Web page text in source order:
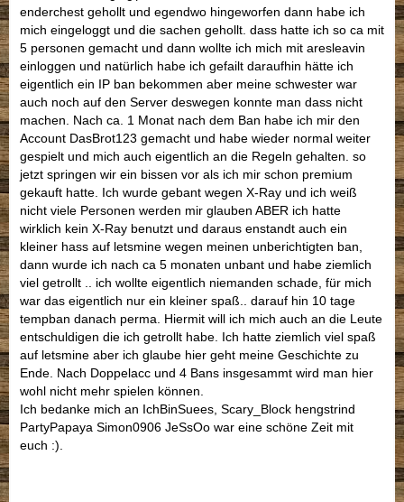
enderchest gehollt und egendwo hingeworfen dann habe ich
mich eingeloggt und die sachen gehollt. dass hatte ich so ca mit
5 personen gemacht und dann wollte ich mich mit aresleavin
einloggen und natürlich habe ich gefailt daraufhin hätte ich
eigentlich ein IP ban bekommen aber meine schwester war
auch noch auf den Server deswegen konnte man dass nicht
machen. Nach ca. 1 Monat nach dem Ban habe ich mir den
Account DasBrot123 gemacht und habe wieder normal weiter
gespielt und mich auch eigentlich an die Regeln gehalten. so
jetzt springen wir ein bissen vor als ich mir schon premium
gekauft hatte. Ich wurde gebant wegen X-Ray und ich weiß
nicht viele Personen werden mir glauben ABER ich hatte
wirklich kein X-Ray benutzt und daraus enstandt auch ein
kleiner hass auf letsmine wegen meinen unberichtigten ban,
dann wurde ich nach ca 5 monaten unbant und habe ziemlich
viel getrollt .. ich wollte eigentlich niemanden schade, für mich
war das eigentlich nur ein kleiner spaß.. darauf hin 10 tage
tempban danach perma. Hiermit will ich mich auch an die Leute
entschuldigen die ich getrollt habe. Ich hatte ziemlich viel spaß
auf letsmine aber ich glaube hier geht meine Geschichte zu
Ende. Nach Doppelacc und 4 Bans insgesammt wird man hier
wohl nicht mehr spielen können.
Ich bedanke mich an IchBinSuees, Scary_Block hengstrind
PartyPapaya Simon0906 JeSsOo war eine schöne Zeit mit
euch :).